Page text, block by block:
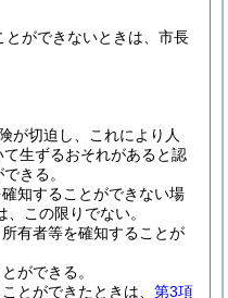
ができないときは、市長
が切迫し、これにより人
生ずるおそれがあると認
きる。
知することができない場
この限りでない。
有者等を確知することが
ができる。
とができたときは、 第3項